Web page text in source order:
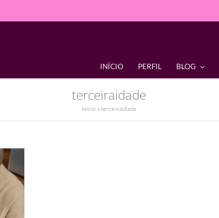
INÍCIO PERFIL BLOG
terceiraidade
Início»terceiraidade